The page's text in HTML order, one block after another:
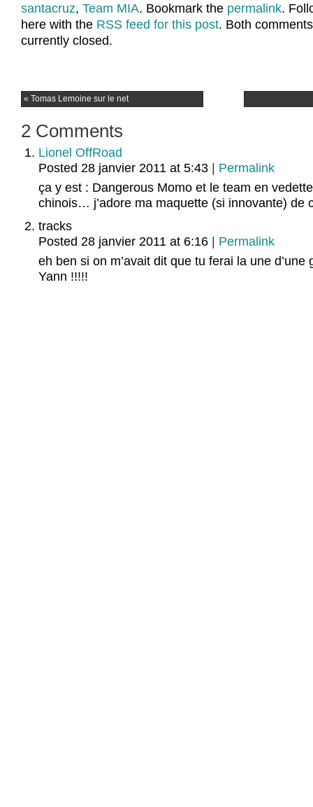
santacruz, Team MIA. Bookmark the permalink.
here with the RSS feed for this post. Both
currently closed.
« Tomas Lemoine sur le net
2 Comments
Lionel OffRoad
Posted 28 janvier 2011 at 5:43 | Permalink
ça y est : Dangerous Momo et le team en
chinois… j’adore ma maquette (si innovante) de
tracks
Posted 28 janvier 2011 at 6:16
Permalink
eh ben si on m’avait dit que tu ferai la une d’une
Yann !!!!!